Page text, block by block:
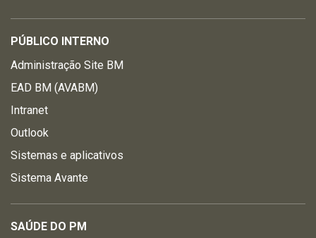
PÚBLICO INTERNO
Administração Site BM
EAD BM (AVABM)
Intranet
Outlook
Sistemas e aplicativos
Sistema Avante
SAÚDE DO PM